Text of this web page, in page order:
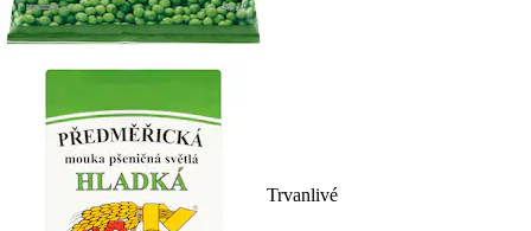
Trvanlivé